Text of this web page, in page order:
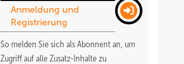
Anmeldung und
Registrierung
So melden Sie sich als Abonnent an, um
Zugriff auf alle Zusatz-Inhalte zu